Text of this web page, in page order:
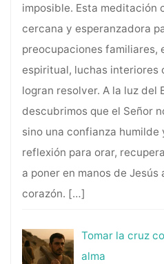
imposible. Esta meditación
cercana y esperanzadora
preocupaciones familiares,
espiritual, luchas interiores
logran resolver. A la luz del
descubrimos que el Señor
sino una confianza humilde
reflexión para orar,
a poner en manos de Jesús
corazón. […]
Tomar la cruz
alma